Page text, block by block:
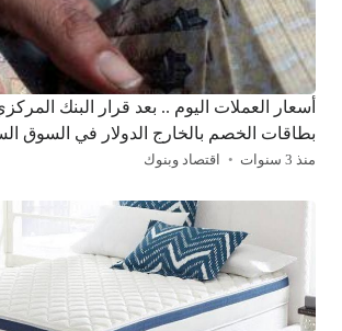
أسعار العملات اليوم .. بعد قرار البنك
بطاقات الخصم بالخارج الدولار في السوق
منذ 3 سنوات اقتصاد وبنوك